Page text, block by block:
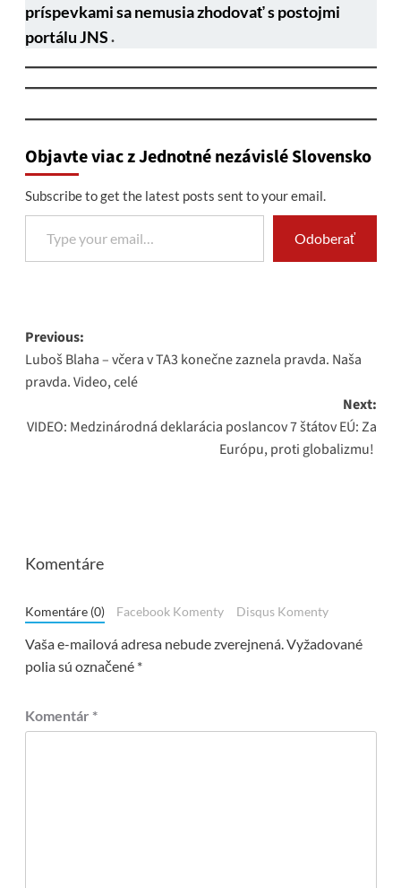
príspevkami sa nemusia zhodovať s postojmi
portálu JNS.
Objavte viac z Jednotné nezávislé Slovensko
Subscribe to get the latest posts sent to your email.
Type your email…
Odoberať
Post
navigation
Previous:
Luboš Blaha – včera v TA3 konečne zaznela pravda. Naša
pravda. Video, celé
Next:
VIDEO: Medzinárodná deklarácia poslancov 7 štátov EÚ: Za
Európu, proti globalizmu!
Komentáre
Komentáre (0) Facebook Komenty Disqus Komenty
Vaša e-mailová adresa nebude zverejnená.Vyžadované
polia sú označené *
Komentár *